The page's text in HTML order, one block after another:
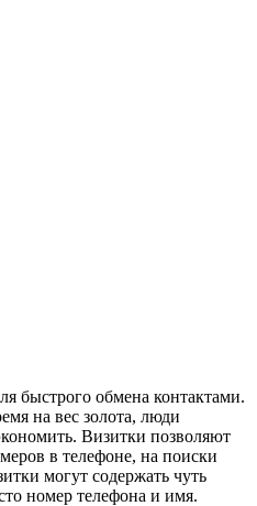
быстрого обмена контактами.
на вес золота, люди
Визитки позволяют
в телефоне, на поиски
могут содержать чуть
номер телефона и имя.